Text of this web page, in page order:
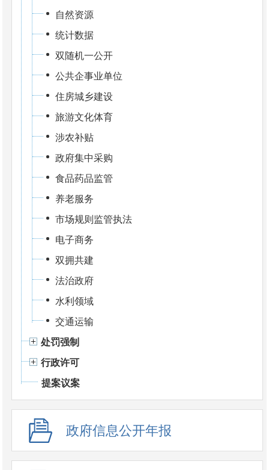
自然资源
统计数据
双随机一公开
公共企事业单位
住房城乡建设
旅游文化体育
涉农补贴
政府集中采购
食品药品监管
养老服务
市场规则监管执法
电子商务
双拥共建
法治政府
水利领域
交通运输
处罚强制
行政许可
提案议案
政府信息公开年报